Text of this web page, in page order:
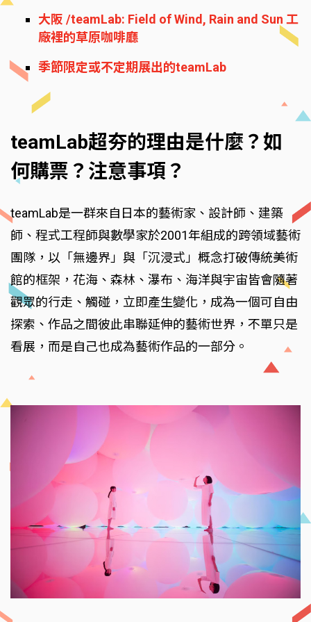
大阪 /teamLab: Field of Wind, Rain and Sun 工
廠裡的草原咖啡廳
季節限定或不定期展出的teamLab
teamLab超夯的理由是什麼？如
何購票？注意事項？
teamLab是一群來自日本的藝術家、設計師、建築
師、程式工程師與數學家於2001年組成的跨領域藝術
團隊，以「無邊界」與「沉浸式」概念打破傳統美術
館的框架，花海、森林、瀑布、海洋與宇宙皆會隨著
觀眾的行走、觸碰，立即產生變化，成為一個可自由
探索、作品之間彼此串聯延伸的藝術世界，不單只是
看展，而是自己也成為藝術作品的一部分。